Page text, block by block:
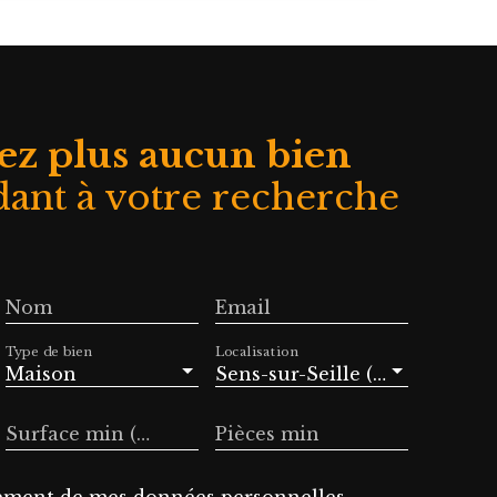
privées.
sa
à des
famille
d'une
court
laissant
Et le
endroit
A 20
de
plus aucun bien
à votre recherche
Nom Email
Maison
Type de bien
Sens-sur-Seille (71330)
Localisation
Surface min (m²) Pièces min